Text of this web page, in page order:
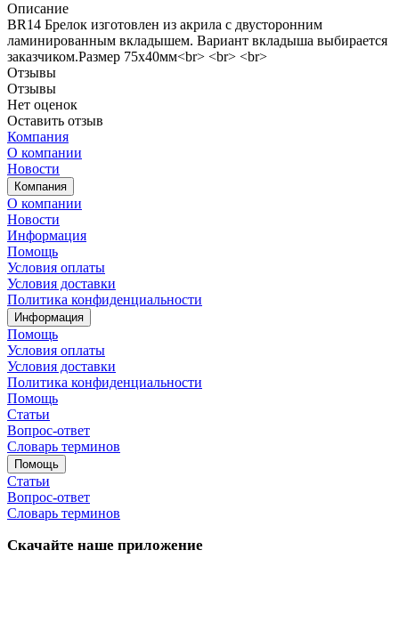
Описание
BR14 Брелок изготовлен из акрила с двусторонним
ламинированным вкладышем. Вариант вкладыша выбирается
заказчиком.Размер 75х40мм<br> <br> <br>
Отзывы
Отзывы
Нет оценок
Оставить отзыв
Компания
О компании
Новости
Компания
О компании
Новости
Информация
Помощь
Условия оплаты
Условия доставки
Политика конфиденциальности
Информация
Помощь
Условия оплаты
Условия доставки
Политика конфиденциальности
Помощь
Статьи
Вопрос-ответ
Словарь терминов
Помощь
Статьи
Вопрос-ответ
Словарь терминов
Скачайте наше приложение